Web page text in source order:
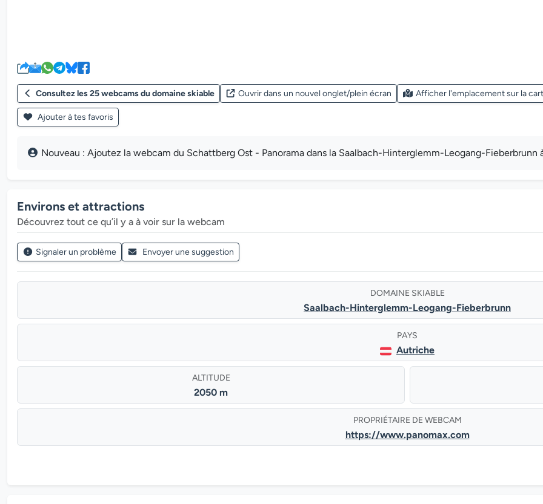
Consultez les 25 webcams du domaine skiable Ouvrir dans un nouvel onglet/plein écran Afficher l'emplacement sur la
Ajouter à tes favoris
Nouveau : Ajoutez la webcam du Schattberg Ost - Panorama dans la Saalbach-Hinterglemm-Leogang-Fieberbrunn
Environs et attractions
Découvrez tout ce qu’il y a à voir sur la webcam
Signaler un problème Envoyer une suggestion
DOMAINE SKIABLE
Saalbach-Hinterglemm-Leogang-Fieberbrunn
PAYS
Autriche
ALTITUDE
2050 m
PROPRIÉTAIRE DE WEBCAM
https://www.panomax.com